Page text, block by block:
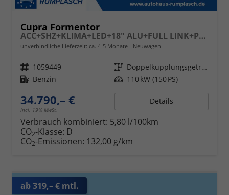
Cupra Formentor
ACC+SHZ+KLIMA+LED+18" ALU+FULL LINK+PDC
unverbindliche Lieferzeit: ca. 4-5 Monate Neuwagen
Fahrzeugnr. 1059449 Getriebe
Doppelkupplungsgetriebe (DSG)
Kraftstoff Benzin Leistung 110 kW (150 PS)
34.790,– €
incl. 19% MwSt.
Details
Verbrauch kombiniert: 5,80 l/100km
CO2-Klasse: D
CO2-Emissionen: 132,00 g/km
ab 319,– € mtl.